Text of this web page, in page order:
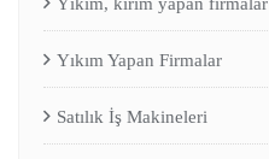
Yıkım Yapan Firmalar
Satılık İş Makineleri